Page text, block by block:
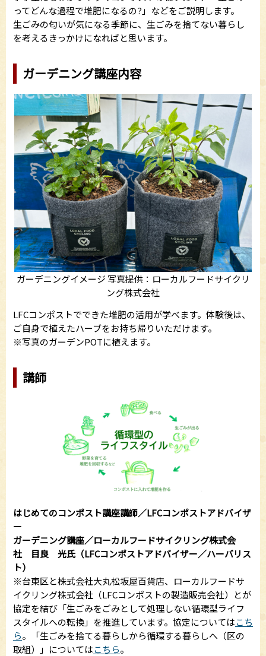
ってどんな過程で堆肥になるの?」などをご説明します。
生ごみの匂いが気になる季節に、生ごみを捨てない暮らし
を考えるきっかけになればと思います。
ガーデニング講座内容
ガーデニングイメージ 写真提供：ローカルフードサイクリ
ング株式会社
LFCコンポストでできた堆肥の活用が学べます。体験後は、
ご自身で植えたハーブをお持ち帰りいただけます。
※写真のガーデンPOTに植えます。
講師
はじめてのコンポスト講座講師／LFCコンポストアドバイザ
ー
ガーデニング講座／ローカルフードサイクリング株式会
社 目良 光氏（LFCコンポストアドバイザー／ハーバリス
ト）
※台東区と株式会社大丸松坂屋百貨店、ローカルフードサ
イクリング株式会社（LFCコンポストの製造販売会社）とが
協定を結び「生ごみをごみとして処理しない循環型ライフ
スタイルへの転換」を推進しています。協定についてはこち
ら。「生ごみを捨てる暮らしから循環する暮らしへ（区の
取組）」についてはこちら。